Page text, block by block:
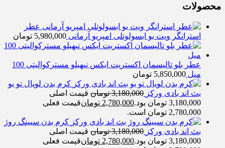
محصولات
عطر
استرانگر ویت یو ابسولوتلی امپریو آرمانی 5,980,000 تومان
عطر بلو تالیسمان اکستریت ایکس نیهیلو مسترکوالیتی 100
میل 5,850,000 تومان
کرم بدن لویال تو یو
بث اند بادی ورکز 3,180,000 تومان قیمت اصلی
3,180,000 تومان بود.
2,780,000 تومانقیمت فعلی
2,780,000 تومان است.
کرم بدن سیینگ روژ
بث اند بادی ورکز 3,180,000 تومان قیمت اصلی
3,180,000 تومان بود.
2,780,000 تومانقیمت فعلی